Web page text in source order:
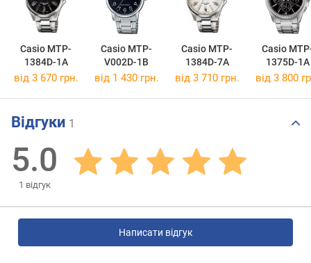
Casio MTP-
1384D-1A
Casio MTP-
V002D-1B
Casio MTP-
1384D-7A
Casio
1375D-1A
від 3 670 грн. від 1 430 грн. від 3 710 грн. від 3 800
Відгуки 1
5.0
1 відгук
Написати відгук